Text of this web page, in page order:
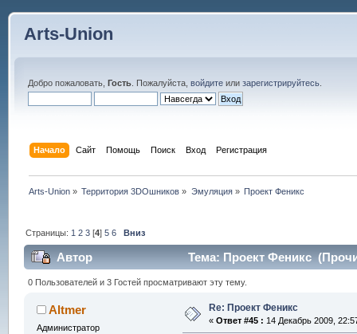
Arts-Union
Добро пожаловать, Гость. Пожалуйста, войдитеили зарегистрируйтесь.
Начало Сайт Помощь Поиск Вход Регистрация
Arts-Union » Территория 3DOшников » Эмуляция» Проект Феникс
Страницы: 1 2 3 [4]5 6 Вниз
Автор Тема: Проект Феникс
0 Пользователей и 3 Гостей просматривают эту тему.
Altmer
Администратор
Re: Проект Феникс
« Ответ #45 : 14 Декабрь 2009,